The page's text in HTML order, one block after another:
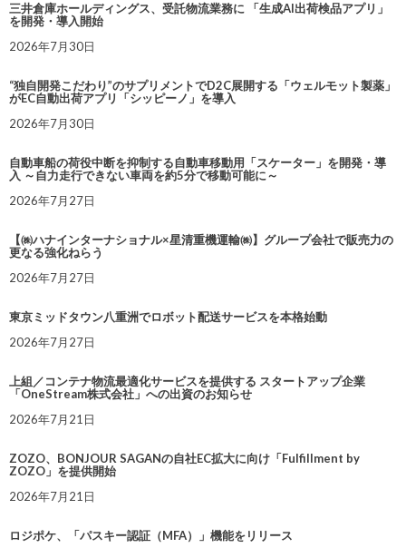
三井倉庫ホールディングス、受託物流業務に 「生成AI出荷検品アプリ」
を開発・導入開始
2026年7月30日
“独自開発こだわり”のサプリメントでD2C展開する「ウェルモット製薬」
がEC自動出荷アプリ「シッピーノ」を導入
2026年7月30日
自動車船の荷役中断を抑制する自動車移動用「スケーター」を開発・導
入 ～自力走行できない車両を約5分で移動可能に～
2026年7月27日
【㈱ハナインターナショナル×星清重機運輸㈱】グループ会社で販売力の
更なる強化ねらう
2026年7月27日
東京ミッドタウン八重洲でロボット配送サービスを本格始動
2026年7月27日
上組／コンテナ物流最適化サービスを提供する スタートアップ企業
「OneStream株式会社」への出資のお知らせ
2026年7月21日
ZOZO、BONJOUR SAGANの自社EC拡大に向け「Fulfillment by
ZOZO」を提供開始
2026年7月21日
ロジポケ、「パスキー認証（MFA）」機能をリリース